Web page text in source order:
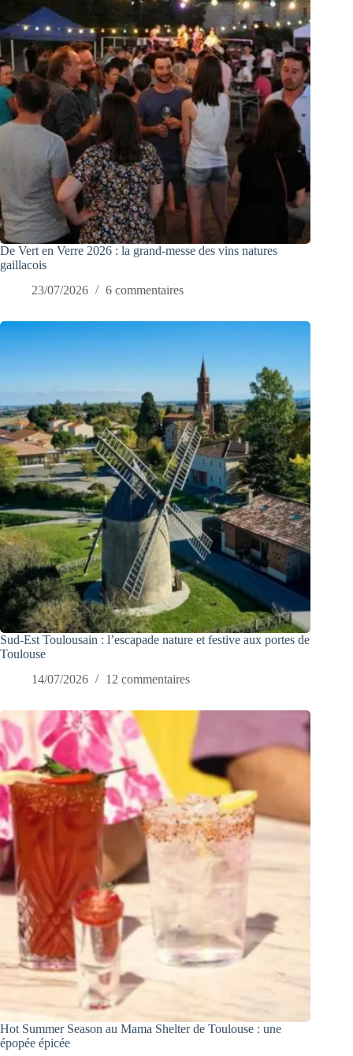
De Vert en Verre 2026 : la grand-messe des vins natures
gaillacois
23/07/2026
6 commentaires
Sud-Est Toulousain : l’escapade nature et festive aux portes de
Toulouse
14/07/2026
12 commentaires
Hot Summer Season au Mama Shelter de Toulouse : une
épopée épicée